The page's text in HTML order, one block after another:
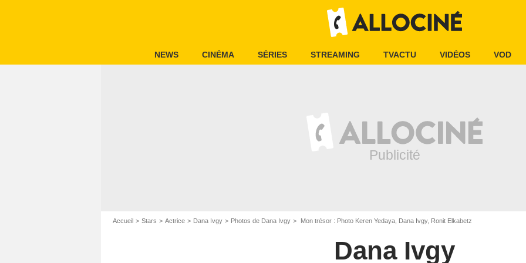
NEWS CINÉMA SÉRIES STREAMING TVACTU VIDÉOS VOD
Accueil Stars Actrice Dana Ivgy Photos de Dana Ivgy Mon trésor : Photo Keren Yedaya, Dana Ivgy, Ronit Elkabetz
Dana Ivgy